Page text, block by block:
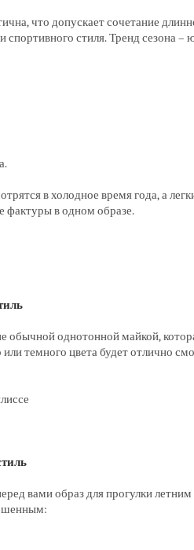
что допускает сочетание
стиля. Тренд сезона –
в холодное время года, а
фактуры в одном образе.
обычной однотонной майкой,
темного цвета будет отлично
вами образ для прогулки